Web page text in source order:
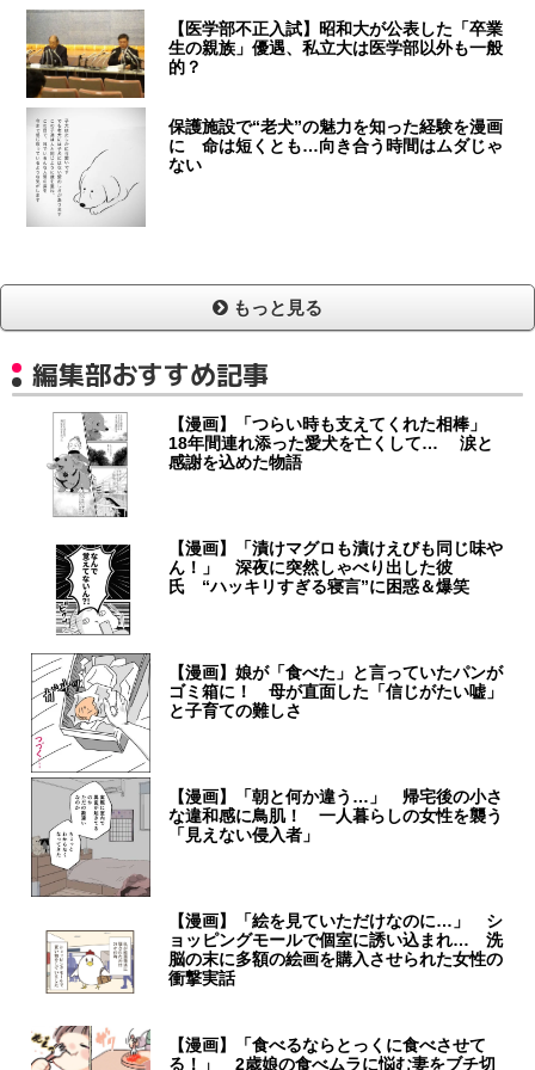
【医学部不正入試】昭和大が公表した「卒業
生の親族」優遇、私立大は医学部以外も一般
的？
保護施設で“老犬”の魅力を知った経験を漫画
に 命は短くとも…向き合う時間はムダじゃ
ない
もっと見る
編集部おすすめ記事
【漫画】「つらい時も支えてくれた相棒」
18年間連れ添った愛犬を亡くして… 涙と
感謝を込めた物語
【漫画】「漬けマグロも漬けえびも同じ味や
ん！」 深夜に突然しゃべり出した彼
氏 “ハッキリすぎる寝言”に困惑＆爆笑
【漫画】娘が「食べた」と言っていたパンが
ゴミ箱に！ 母が直面した「信じがたい嘘」
と子育ての難しさ
【漫画】「朝と何か違う…」 帰宅後の小さ
な違和感に鳥肌！ 一人暮らしの女性を襲う
「見えない侵入者」
【漫画】「絵を見ていただけなのに…」 シ
ョッピングモールで個室に誘い込まれ… 洗
脳の末に多額の絵画を購入させられた女性の
衝撃実話
【漫画】「食べるならとっくに食べさせて
る！」 2歳娘の食べムラに悩む妻をブチ切